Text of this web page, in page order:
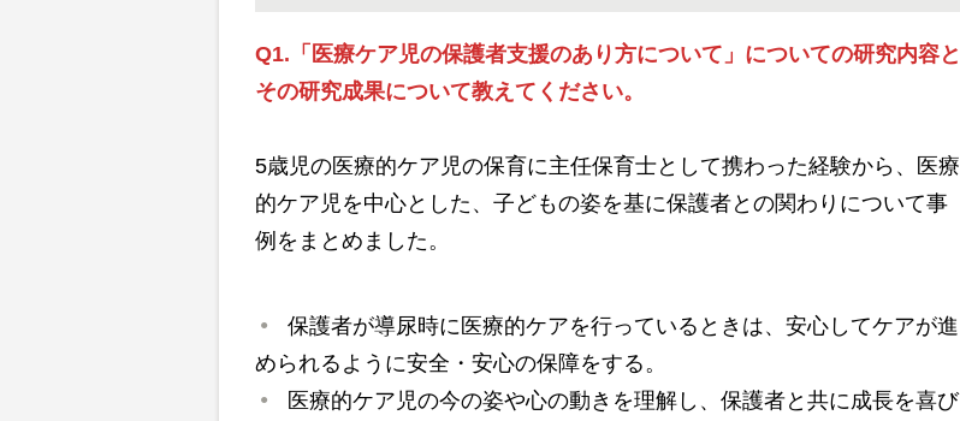
Q1. 「医療ケア児の保護者支援のあり方について」についての研究内容と
その研究成果について教えてください。
5歳児の医療的ケア児の保育に主任保育士として携わった経験から、医療
的ケア児を中心とした、子どもの姿を基に保護者との関わりについて事
例をまとめました。
保護者が導尿時に医療的ケアを行っているときは、安心してケアが進
められるように安全・安心の保障をする。
医療的ケア児の今の姿や心の動きを理解し、保護者と共に成長を喜び